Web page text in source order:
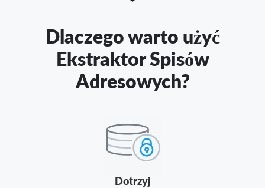
Dlaczego warto użyć
Ekstraktor Spisów
Adresowych?
Dotrzyj